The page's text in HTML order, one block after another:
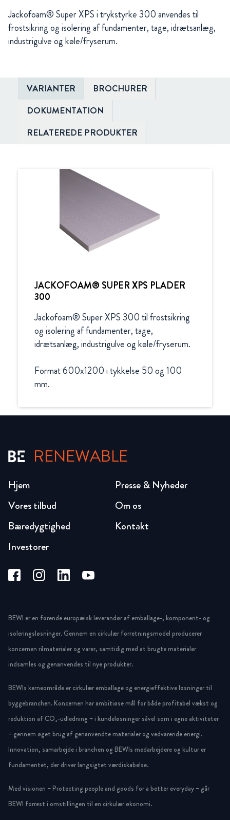
Jackofoam® Super XPS i trykstyrke 300 anvendes til
frostsikring og isolering af fundamenter, tage, idrætsanlæg,
industrigulve og køle/fryserum.
VARIANTER
BROCHURER
DOKUMENTATION
RELATEREDE PRODUKTER
JACKOFOAM® SUPER XPS PLADER
300
Jackofoam® Super XPS 300 til frostsikring
og isolering af fundamenter, tage,
idrætsanlæg, industrigulve og køle/fryserum.
Format 600x1200 i tykkelse 50 og 100
mm.
RENEWABLE
Hjem
Vores tilbud
Bæredygtighed
Investorer
Presse & Nyheder
Om os
Kontakt
BEWI er en førende europæisk leverandør af emballage-, komponent- og
isoleringsløsninger. Gennem en cirkulær forretningsmodel producerer
koncernen råmaterialer og varer, samtidig med at brugte materialer
indsamles og genanvendes til nye produkter.
BEWIs kerneområde er cirkulær emballage og energieffektive løsninger til
byggebranchen. Koncernen har ambitiøse mål for både profitabel vækst og
reduktion af CO₂-udledning – i kundeløsninger såvel som i egne aktiviteter
– gennem øget brug af genanvendte materialer og vedvarende energi.
Innovation, samarbejde i branchen og BEWIs medarbejdere og kultur er
fundamentet, der driver langsigtet værdiskabelse.
Med visionen – Protecting people and goods for a better everyday – går
BEWI forrest i omstillingen til en cirkulær økonomi.